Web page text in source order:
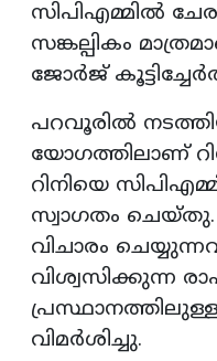
സിപിഎമ്മിൽ
സങ്കല്പികം
ജോർജ്
പറവൂരിൽ
യോഗത്തിലാണ്
റിനിയെ
സ്വാഗതം
വിചാരം
വിശ്വസിക്കുന്ന
വിമർശിച്ചു.